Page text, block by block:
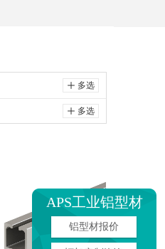
ꄸ 多选
ꄸ 多选
APS工业铝型材
铝型材报价